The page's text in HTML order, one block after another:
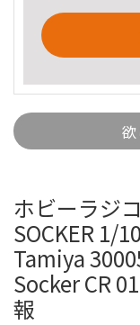
ホビーラジ
SOCKER 1/
Tamiya
Socker CR
報